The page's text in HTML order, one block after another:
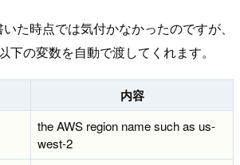
た時点では気付かなかったのですが、
下の変数を自動で渡してくれます。
内容
the AWS region name such as us-
west-2